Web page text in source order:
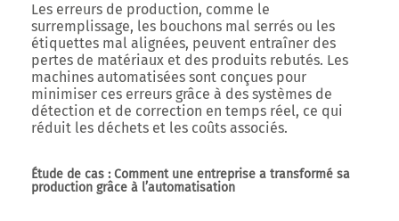
Les erreurs de production, comme le
surremplissage, les bouchons mal serrés ou les
étiquettes mal alignées, peuvent entraîner des
pertes de matériaux et des produits rebutés. Les
machines automatisées sont conçues pour
minimiser ces erreurs grâce à des systèmes de
détection et de correction en temps réel, ce qui
réduit les déchets et les coûts associés.
Étude de cas : Comment une entreprise a transformé sa
production grâce à l’automatisation